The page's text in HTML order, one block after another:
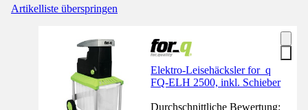
Artikelliste überspringen
Elektro-Leisehäcksler for_q
FQ-ELH 2500, inkl. Schieber
Durchschnittliche Bewertung: